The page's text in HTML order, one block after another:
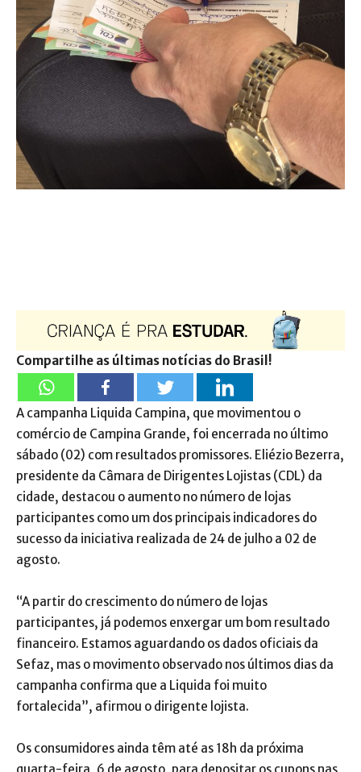
Compartilhe as últimas notícias do Brasil!
A campanha Liquida Campina, que movimentou o
comércio de Campina Grande, foi encerrada no último
sábado (02) com resultados promissores. Eliézio Bezerra,
presidente da Câmara de Dirigentes Lojistas (CDL) da
cidade, destacou o aumento no número de lojas
participantes como um dos principais indicadores do
sucesso da iniciativa realizada de 24 de julho a 02 de
agosto.
“A partir do crescimento do número de lojas
participantes, já podemos enxergar um bom resultado
financeiro. Estamos aguardando os dados oficiais da
Sefaz, mas o movimento observado nos últimos dias da
campanha confirma que a Liquida foi muito
fortalecida”, afirmou o dirigente lojista.
Os consumidores ainda têm até as 18h da próxima